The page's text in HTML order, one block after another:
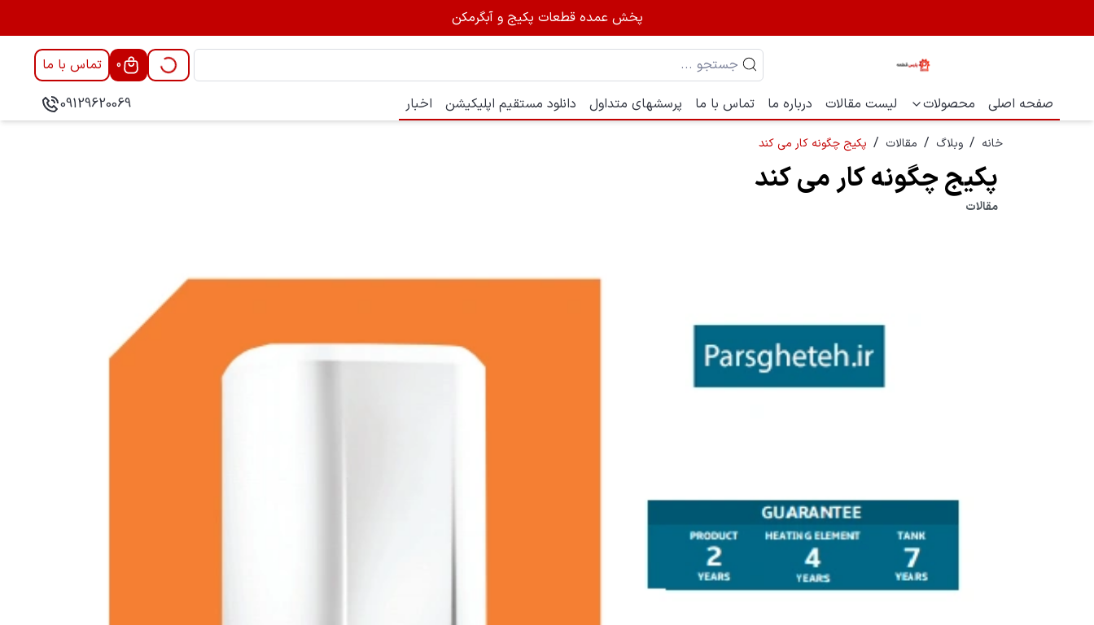
پخش عمده قطعات پکیج و آبگرمکن
0
تماس با ما
صفحه اصلی
محصولات لیست مقالات درباره ما تماس با ما پرسشهای متداول دانلود مستقیم اپلیکیشن اخبار 09129620069
خانه / وبلاگ / مقالات / پکیج چگونه کار می کند
پکیج چگونه کار می کند
مقالات